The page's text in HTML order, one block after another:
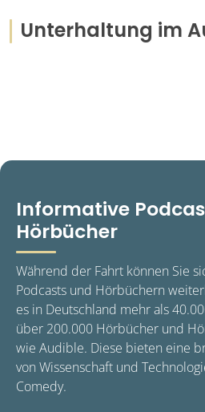
Unterhaltung im
Informative
Hörbücher
Während der Fahrt können Sie
Podcasts und Hörbüchern
es in Deutschland mehr als
über 200.000 Hörbücher und
wie Audible. Diese bieten eine
von Wissenschaft und
Comedy.